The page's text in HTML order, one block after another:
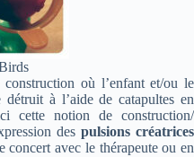
où l’enfant et/ou le
à l’aide de catapultes en
cette notion de construction/
des pulsions créatrices
concert avec le thérapeute ou en